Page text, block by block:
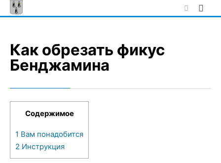
Skip
to
Как обрезать фикус
Бенджамина
Содержимое
1 Вам понадобится
2 Инструкция